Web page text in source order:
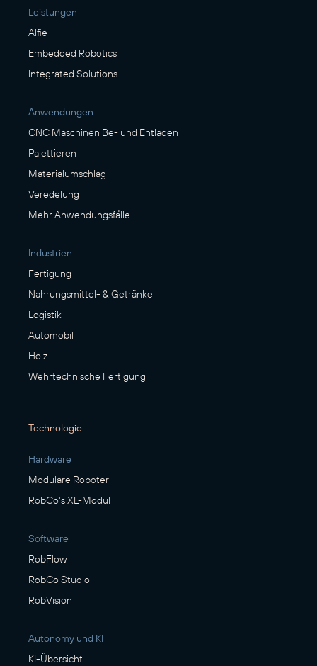
Leistungen
Alfie
Embedded Robotics
Integrated Solutions
Anwendungen
CNC Maschinen Be- und Entladen
Palettieren
Materialumschlag
Veredelung
Mehr Anwendungsfälle
Industrien
Fertigung
Nahrungsmittel- & Getränke
Logistik
Automobil
Holz
Wehrtechnische Fertigung
Technologie
Hardware
Modulare Roboter
RobCo's XL-Modul
Software
RobFlow
RobCo Studio
RobVision
Autonomy und KI
KI-Übersicht